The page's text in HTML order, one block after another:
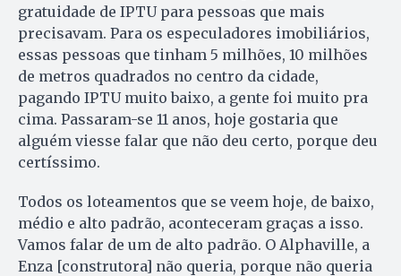
gratuidade de IPTU para pessoas que mais
precisavam. Para os especuladores imobiliários,
essas pessoas que tinham 5 milhões, 10 milhões
de metros quadrados no centro da cidade,
pagando IPTU muito baixo, a gente foi muito pra
cima. Passaram-se 11 anos, hoje gostaria que
alguém viesse falar que não deu certo, porque deu
certíssimo.
Todos os loteamentos que se veem hoje, de baixo,
médio e alto padrão, aconteceram graças a isso.
Vamos falar de um de alto padrão. O Alphaville, a
Enza [construtora] não queria, porque não queria